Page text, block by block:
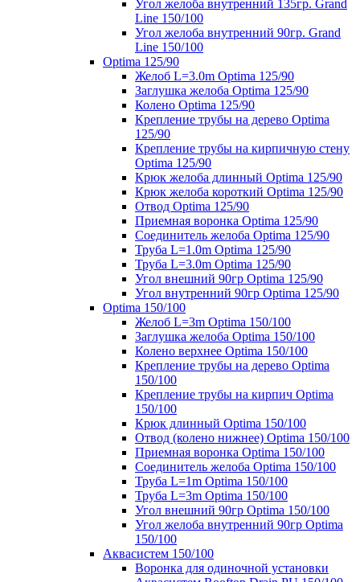
Угол желоба внутренний 135гр. Grand
Line 150/100
Угол желоба внутренний 90гр. Grand
Line 150/100
Optima 125/90
Желоб L=3.0m Optima 125/90
Заглушка желоба Optima 125/90
Колено Optima 125/90
Крепление трубы на дерево Optima
125/90
Крепление трубы на кирпичную стену
Optima 125/90
Крюк желоба длинный Optima 125/90
Крюк желоба короткий Optima 125/90
Отвод Optima 125/90
Приемная воронка Optima 125/90
Соединитель желоба Optima 125/90
Труба L=1.0m Optima 125/90
Труба L=3.0m Optima 125/90
Угол внешний 90гр Optima 125/90
Угол внутренний 90гр Optima 125/90
Optima 150/100
Желоб L=3m Optima 150/100
Заглушка желоба Optima 150/100
Колено верхнее Optima 150/100
Крепление трубы на дерево Optima
150/100
Крепление трубы на кирпич Optima
150/100
Крюк длинный Optima 150/100
Отвод (колено нижнее) Optima 150/100
Приемная воронка Optima 150/100
Соединитель желоба Optima 150/100
Труба L=1m Optima 150/100
Труба L=3m Optima 150/100
Угол внешний 90гр Optima 150/100
Угол желоба внутренний 90гр Optima
150/100
Аквасистем 150/100
Воронка для одиночной установки